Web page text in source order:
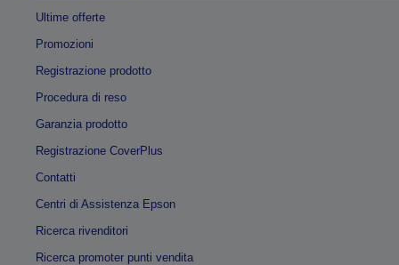
Ultime offerte
Promozioni
Registrazione prodotto
Procedura di reso
Garanzia prodotto
Registrazione CoverPlus
Contatti
Centri di Assistenza Epson
Ricerca rivenditori
Ricerca promoter punti vendita